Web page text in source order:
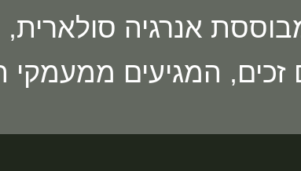
אנרגיה סולארית,
זכים, המגיעים